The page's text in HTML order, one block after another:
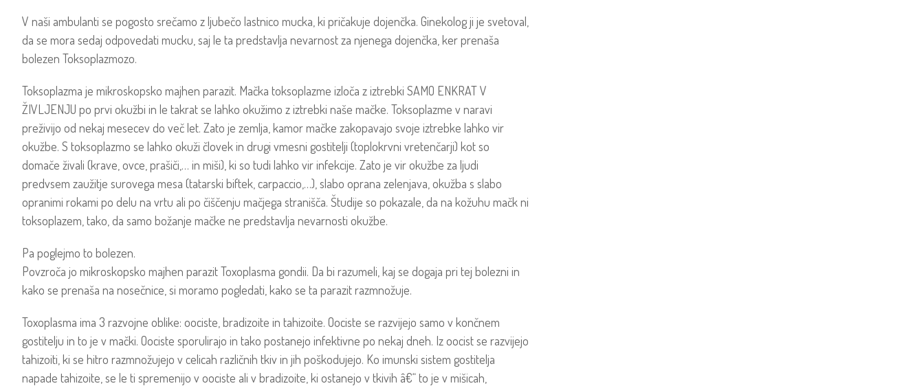
V naši ambulanti se pogosto srečamo z ljubečo lastnico mucka, ki pričakuje dojenčka. Ginekolog ji je svetoval,
da se mora sedaj odpovedati mucku, saj le ta predstavlja nevarnost za njenega dojenčka, ker prenaša
bolezen Toksoplazmozo.
Toksoplazma je mikroskopsko majhen parazit. Mačka toksoplazme izloča z iztrebki SAMO ENKRAT V
ŽIVLJENJU po prvi okužbi in le takrat se lahko okužimo z iztrebki naše mačke. Toksoplazme v naravi
preživijo od nekaj mesecev do več let. Zato je zemlja, kamor mačke zakopavajo svoje iztrebke lahko vir
okužbe. S toksoplazmo se lahko okuži človek in drugi vmesni gostitelji (toplokrvni vretenčarji) kot so
domače živali (krave, ovce, prašiči,… in miši), ki so tudi lahko vir infekcije. Zato je vir okužbe za ljudi
predvsem zaužitje surovega mesa (tatarski biftek, carpaccio,…), slabo oprana zelenjava, okužba s slabo
opranimi rokami po delu na vrtu ali po čiščenju mačjega stranišča. Študije so pokazale, da na kožuhu mačk ni
toksoplazem, tako, da samo božanje mačke ne predstavlja nevarnosti okužbe.
Pa poglejmo to bolezen.
Povzroča jo mikroskopsko majhen parazit Toxoplasma gondii. Da bi razumeli, kaj se dogaja pri tej bolezni in
kako se prenaša na nosečnice, si moramo pogledati, kako se ta parazit razmnožuje.
Toxoplasma ima 3 razvojne oblike: oociste, bradizoite in tahizoite. Oociste se razvijejo samo v končnem
gostitelju in to je v mački. Oociste sporulirajo in tako postanejo infektivne po nekaj dneh. Iz oocist se razvijejo
tahizoiti, ki se hitro razmnožujejo v celicah različnih tkiv in jih poškodujejo. Ko imunski sistem gostitelja
napade tahizoite, se le ti spremenijo v oociste ali v bradizoite, ki ostanejo v tkivih â€“ to je v mišicah,